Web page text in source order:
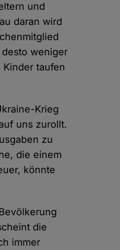
und
daran wird
weniger
taufen
Krieg
uns zurollt.
zu
die einem
könnte
die
immer